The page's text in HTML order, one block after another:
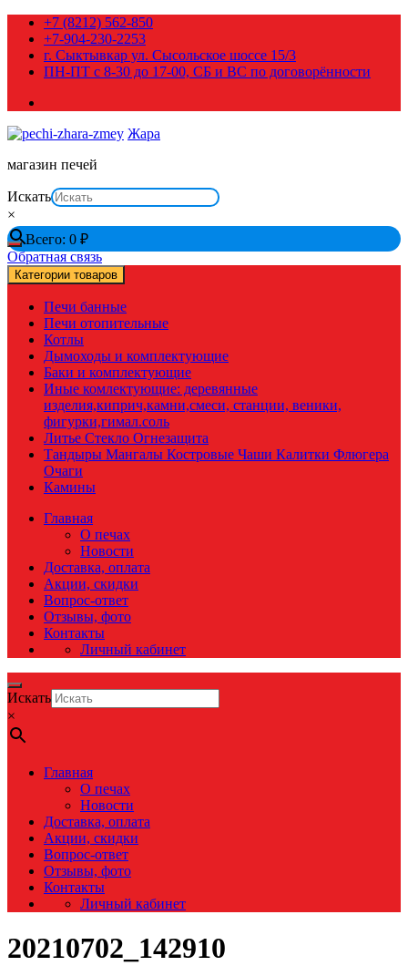
Перейти
содержимому
+7 (8212) 562-850
+7-904-230-2253
г. Сыктывкар ул. Сысольское шоссе 15/3
ПН-ПТ с 8-30 до 17-00, СБ и ВС по договорённости
Жара
магазин печей
Искать
×
Всего: 0 ₽
Обратная связь
Категории товаров
Печи банные
Печи отопительные
Котлы
Дымоходы и комплектующие
Баки и комплектующие
Иные комлектующие: деревянные
изделия,киприч,камни,смеси, станции, веники,
фигурки,гимал.соль
Литье Стекло Огнезащита
Тандыры Мангалы Костровые Чаши Калитки Флюгера
Очаги
Камины
Главная
О печах
Новости
Доставка, оплата
Акции, скидки
Вопрос-ответ
Отзывы, фото
Контакты
Личный кабинет
Искать
×
Главная
О печах
Новости
Доставка, оплата
Акции, скидки
Вопрос-ответ
Отзывы, фото
Контакты
Личный кабинет
20210702_142910